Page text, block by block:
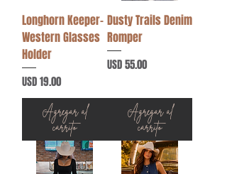
Longhorn Keeper–
Western Glasses
Holder
Precio
USD 19.00
Agregar al
carrito
Dusty Trails Denim
Romper
Precio
USD 55.00
Agregar al
carrito